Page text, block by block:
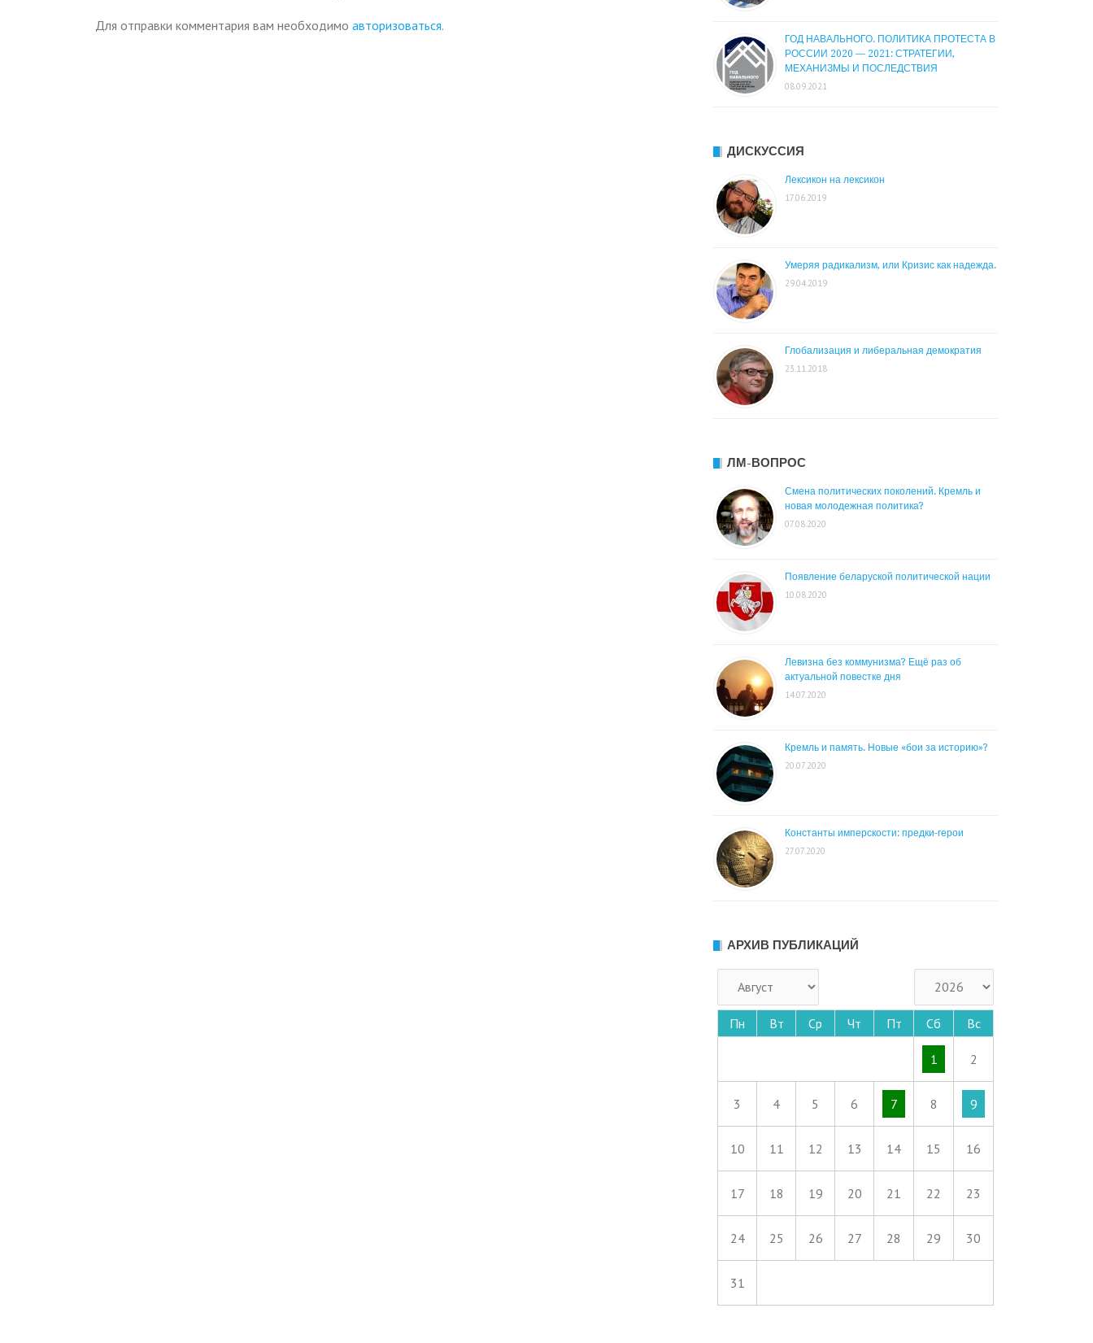
Для отправки комментария вам необходимо авторизоваться.
ГОД НАВАЛЬНОГО. ПОЛИТИКА ПРОТЕСТА В
РОССИИ 2020 — 2021: СТРАТЕГИИ,
МЕХАНИЗМЫ И ПОСЛЕДСТВИЯ
08.09.2021
ДИСКУССИЯ
Лексикон на лексикон
17.06.2019
Умеряя радикализм, или Кризис как надежда.
29.04.2019
Глобализация и либеральная демократия
23.11.2018
ЛМ-ВОПРОС
Смена политических поколений. Кремль и
новая молодежная политика?
07.08.2020
Появление беларуской политической нации
10.08.2020
Левизна без коммунизма? Ещё раз об
актуальной повестке дня
14.07.2020
Кремль и память. Новые «бои за историю»?
20.07.2020
Константы имперскости: предки-герои
27.07.2020
АРХИВ ПУБЛИКАЦИЙ
Пн Вт Ср Чт Пт Сб Вс
1 2
3 4 5 6 7 8 9
10 11 12 13 14 15 16
17 18 19 20 21 22 23
24 25 26 27 28 29 30
31